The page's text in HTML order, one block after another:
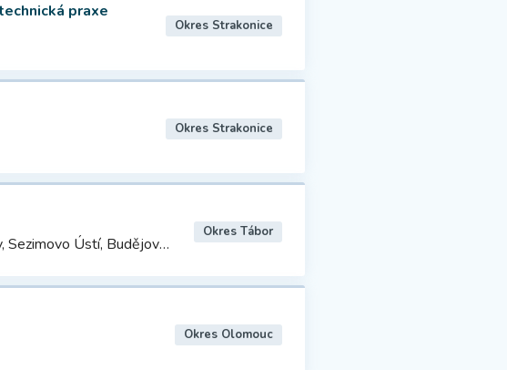
Okres Strakonice
praxe
Okres Strakonice
Okres Tábor
Ústí, Budějovická 421
Okres Olomouc